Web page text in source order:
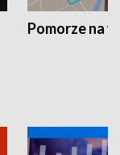
Pomorze na